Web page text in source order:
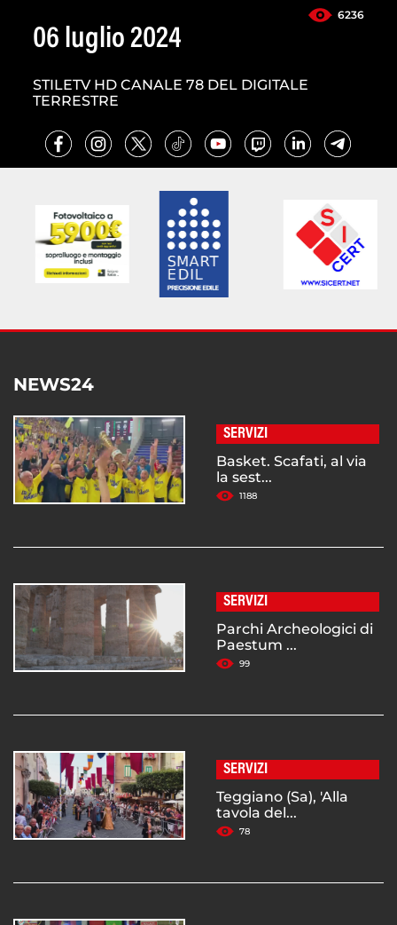
6236
06 luglio 2024
STILETV HD CANALE 78 DEL DIGITALE
TERRESTRE
NEWS24
SERVIZI
Basket. Scafati, al via
la sest...
1188
SERVIZI
Parchi Archeologici di
Paestum ...
99
SERVIZI
Teggiano (Sa), 'Alla
tavola del...
78